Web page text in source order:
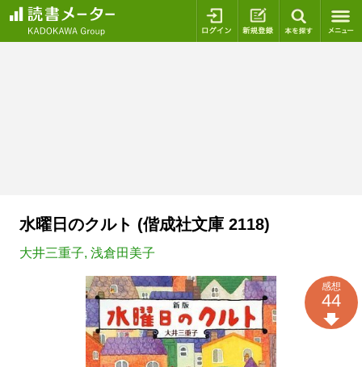
ログイン 新規登録
水曜日のクルト (偕成社文庫 2118)
大井三重子, 浅倉田美子
感想
44